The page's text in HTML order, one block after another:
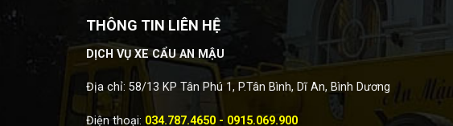
THÔNG TIN LIÊN HỆ
DỊCH VỤ XE CẨU AN MẬU
Địa chỉ: 58/13 KP Tân Phú 1, P.Tân Bình, Dĩ An, Bình Dương
Điện thoại: 034.787.4650 - 0915.069.900